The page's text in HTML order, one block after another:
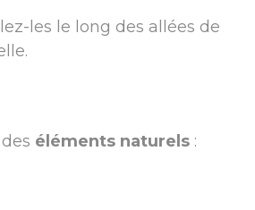
les le long des allées de
éléments naturels :